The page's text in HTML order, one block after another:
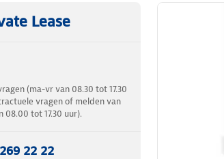
Lease
(ma-vr van 08.30 tot 17.30
vragen of melden van
tot 17.30 uur).
22 22